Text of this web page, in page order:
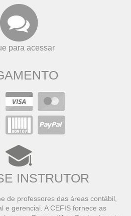
para acessar
INSTRUTOR
de professores das áreas contábil,
e gerencial. A CEFIS fornece as